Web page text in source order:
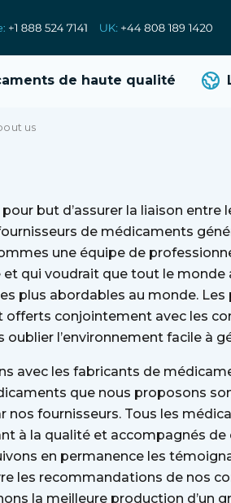
dehaute qualité
us
but d’assurer la liaison entre
de médicaments
une équipe de
qui voudrait que tout le monde
plus abordables au monde.
offerts conjointement avec les
oublier l’environnement facile à
avec les fabricants de
que nous proposons
nos fournisseurs. Tous les
à la qualité et accompagnés
en permanence les
les recommandations de nos
la meilleure production d’un